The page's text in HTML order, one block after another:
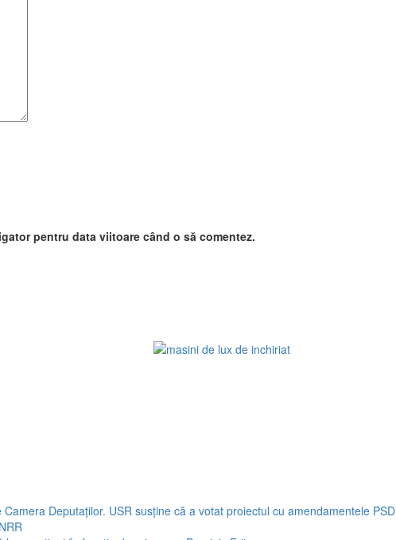
pentru data viitoare când o să comentez.
Deputaţilor. USR susține că a votat proiectul cu amendamentele